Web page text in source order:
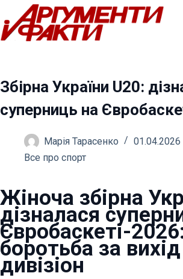
Перейти
до
вмісту
Збірна України U20:
суперниць на
Марія Тарасенко
01.04.2026
Все про спорт
Жіноча збірна
дізналася
Євробаскеті-
боротьба за
дивізіон